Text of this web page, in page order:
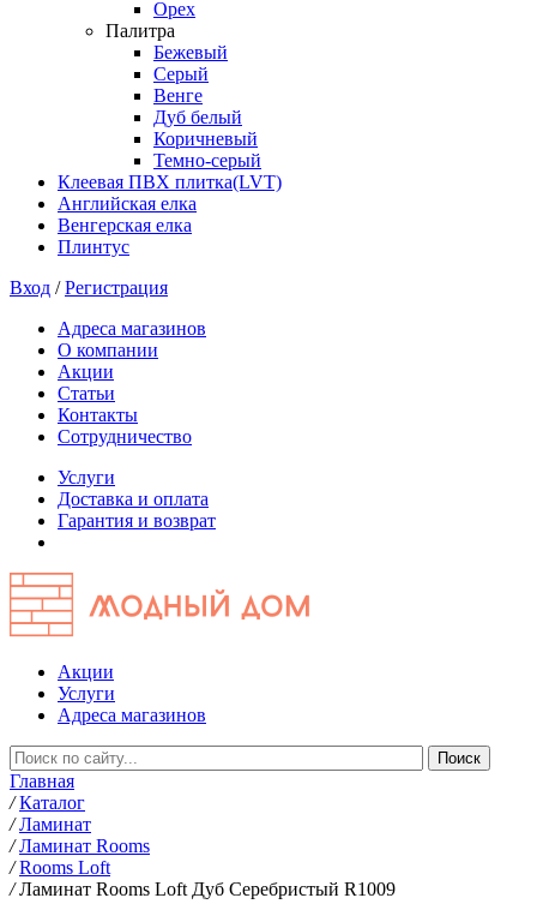
Орех
Палитра
Бежевый
Серый
Венге
Дуб белый
Коричневый
Темно-серый
Клеевая ПВХ плитка(LVT)
Английская елка
Венгерская елка
Плинтус
Вход /Регистрация
Адреса магазинов
О компании
Акции
Статьи
Контакты
Сотрудничество
Услуги
Доставка и оплата
Гарантия и возврат
Акции
Услуги
Адреса магазинов
Главная
/ Каталог
/ Ламинат
/ Ламинат Rooms
/ Rooms Loft
/ Ламинат Rooms Loft Дуб Серебристый R1009